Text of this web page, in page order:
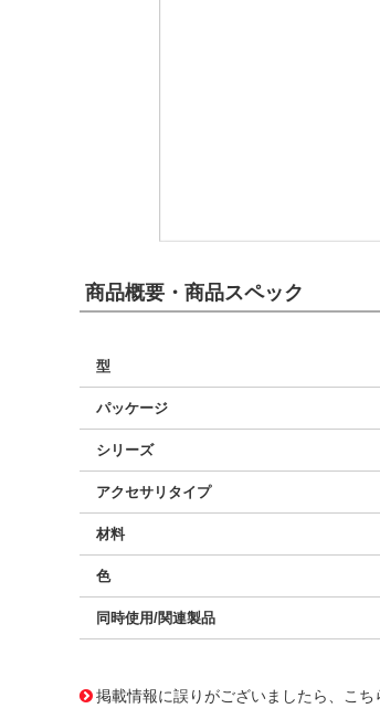
商品概要・商品スペック
型
パッケージ
シリーズ
アクセサリタイプ
材料
色
同時使用/関連製品
掲載情報に誤りがございましたら、こち